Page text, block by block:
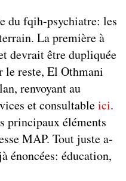
du fqih-psychiatre: les
La première à
devrait être dupliquée
le reste, El Othmani
renvoyant au
et consultableici.
principaux éléments
MAP. Tout juste a-
énoncées: éducation,